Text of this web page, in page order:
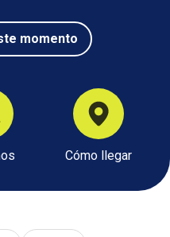
momento
Cómo llegar